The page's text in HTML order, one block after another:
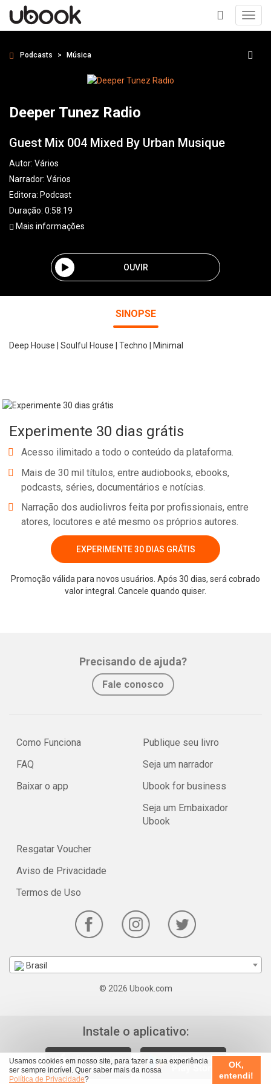
Usamos cookies em nosso site, para fazer a sua experiência
ser sempre incrível. Quer saber mais da nossa
Política de Privacidade?
OK,
entendi!
+
Podcasts Música
Deeper Tunez Radio
Guest Mix 004 Mixed By Urban Musique
Autor: Vários
Narrador: Vários
Editora: Podcast
Duração: 0:58:19
Mais informações
OUVIR
SINOPSE
Deep House | Soulful House | Techno | Minimal
Experimente 30 dias grátis
Acesso ilimitado a todo o conteúdo da plataforma.
Mais de 30 mil títulos, entre audiobooks, ebooks,
podcasts, séries, documentários e notícias.
Narração dos audiolivros feita por profissionais, entre
atores, locutores e até mesmo os próprios autores.
EXPERIMENTE 30 DIAS GRÁTIS
Promoção válida para novos usuários. Após 30 dias, será cobrado
valor integral. Cancele quando quiser.
Precisando de ajuda?
Fale conosco
Como Funciona
FAQ
Baixar o app
Publique seu livro
Seja um narrador
Ubook for business
Seja um Embaixador
Ubook
Resgatar Voucher
Aviso de Privacidade
Termos de Uso
Brasil
© 2026 Ubook.com
Instale o aplicativo: